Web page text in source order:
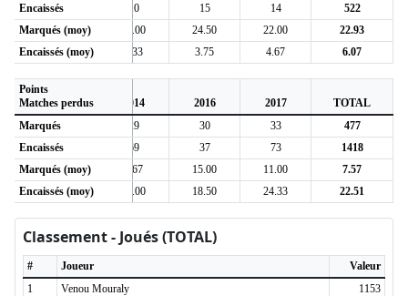
Encaissés
38 10 15 14
522
Marqués (moy)
24.40 25.00 24.50 22.00
22.93
Encaissés (moy)
3.80 3.33 3.75 4.67 6.07
Points
Matches perdus
2013 2014 2016 2017
TOTAL
Marqués49 29 30 33
477
Encaissés
267 69 37 73
1418
Marqués (moy)
4.45 9.67 15.00 11.00
7.57
Encaissés (moy)
24.27 23.00 18.50 24.33 22.51
Classement - Joués (TOTAL)
# Joueur
Valeur
1
Venou Mouraly
1153